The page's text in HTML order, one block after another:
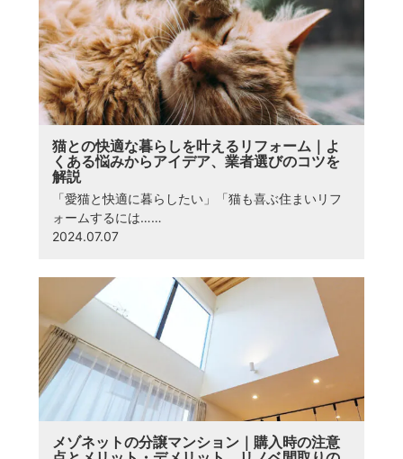
猫との快適な暮らしを叶えるリフォーム｜よ
くある悩みからアイデア、業者選びのコツを
解説
「愛猫と快適に暮らしたい」「猫も喜ぶ住まいリフ
ォームするには……
2024.07.07
メゾネットの分譲マンション｜購入時の注意